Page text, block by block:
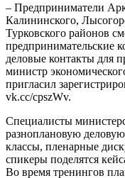
– Предприниматели
Калининского,
Турковского районов
предпринимательские
деловые контакты для
министр
пригласил
vk.cc/cpszWv.
Специалисты
разноплановую
классы, пленарные
спикеры поделятся
Во время тренингов